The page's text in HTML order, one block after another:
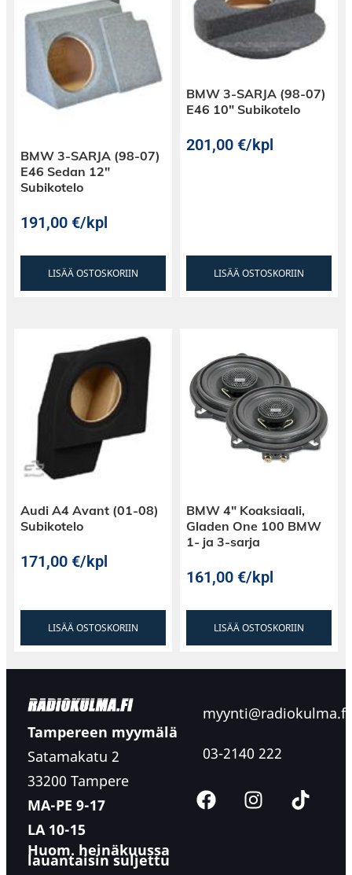
BMW 3-SARJA (98-07)
E46 Sedan 12″
Subikotelo
191,00€/kpl
LISÄÄ OSTOSKORIIN
BMW 3-SARJA (98-07)
E46 10″ Subikotelo
201,00€/kpl
LISÄÄ OSTOSKORIIN
Audi A4 Avant (01-08)
Subikotelo
171,00€/kpl
LISÄÄ OSTOSKORIIN
BMW 4″ Koaksiaali,
Gladen One 100 BMW
1- ja 3-sarja
161,00€/kpl
LISÄÄ OSTOSKORIIN
Tampereen myymälä
Satamakatu 2
33200 Tampere
MA-PE 9-17
LA 10-15
Huom. heinäkuussa
lauantaisin suljettu
myynti@radiokulma.fi
03-2140 222